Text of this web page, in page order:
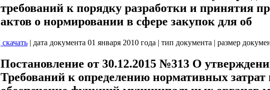
требований к порядку разработки и принятия
актов о нормировании в сфере закупок для об
скачать | дата документа 01 января 2010 года | тип документа | размер
Постановление от 30.12.2015 №313 О
Требований к определению нормативных затрат